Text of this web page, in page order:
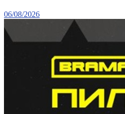
06/08/2026